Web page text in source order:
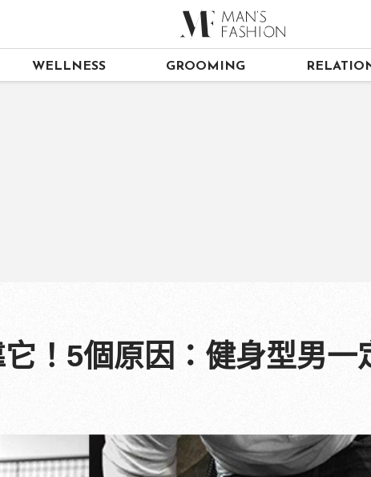
WELLNESS GROOMING
！5個原因：健身型男一